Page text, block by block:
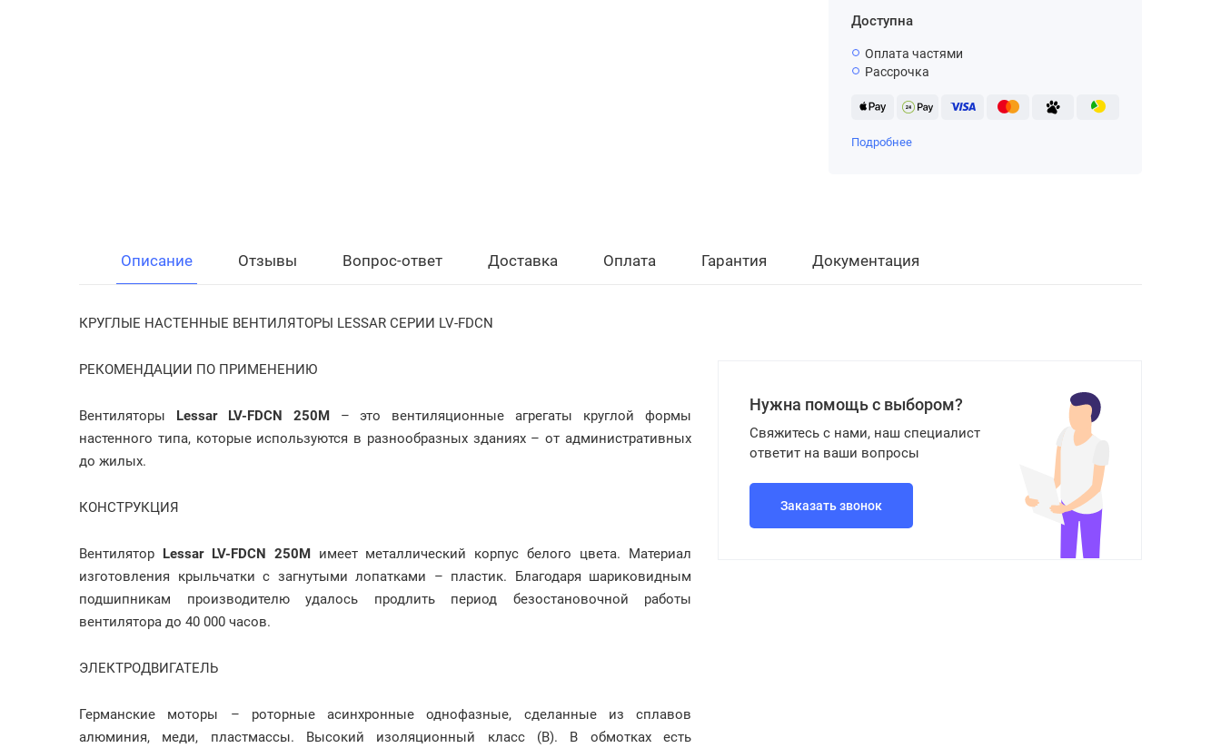
Доступна
Оплата частями
Рассрочка
Подробнее
Описание Отзывы Вопрос-ответ Доставка Оплата Гарантия Документация
КРУГЛЫЕ НАСТЕННЫЕ ВЕНТИЛЯТОРЫ LESSAR СЕРИИ LV-FDCN
РЕКОМЕНДАЦИИ ПО ПРИМЕНЕНИЮ
Вентиляторы Lessar LV-FDCN 250M– это вентиляционные агрегаты круглой формы
настенного типа, которые используются в разнообразных зданиях – от административных
до жилых.
КОНСТРУКЦИЯ
Вентилятор Lessar LV-FDCN 250M имеет металлический корпус белого цвета. Материал
изготовления крыльчатки с загнутыми лопатками – пластик. Благодаря шариковидным
подшипникам производителю удалось продлить период безостановочной работы
вентилятора до 40 000 часов.
ЭЛЕКТРОДВИГАТЕЛЬ
Германские моторы – роторные асинхронные однофазные, сделанные из сплавов
алюминия, меди, пластмассы. Высокий изоляционный класс (В). В обмотках есть
Нужна помощь с выбором?
Свяжитесь с нами, наш специалист
ответит на ваши вопросы
Заказать звонок